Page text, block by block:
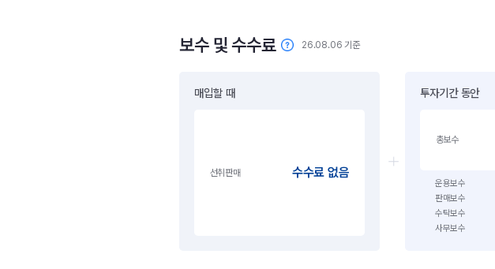
보수 및 수수료 26.08.06 기준
매입할 때
선취판매 수수료 없음
투자기간 동안
총보수
운용보수
판매보수
수탁보수
사무보수